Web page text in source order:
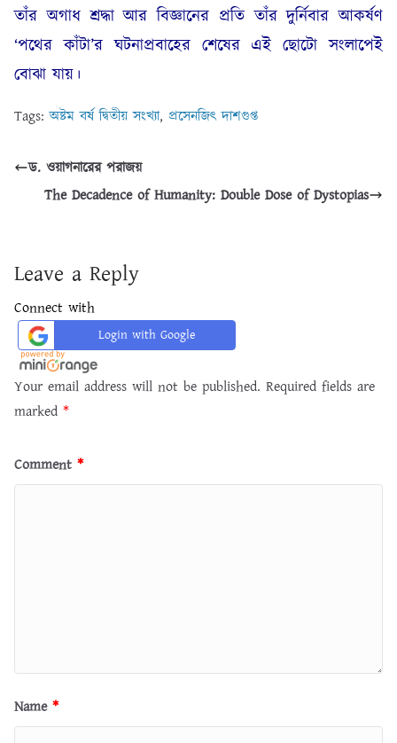
তাঁর অগাধ শ্রদ্ধা আর বিজ্ঞানের প্রতি তাঁর দুর্নিবার আকর্ষণ
‘পথের কাঁটা’র ঘটনাপ্রবাহের শেষের এই ছোটো সংলাপেই
বোঝা যায়।
Tags:অষ্টম বর্ষ দ্বিতীয় সংখ্যা, প্রসেনজিৎ দাশগুপ্ত
ড. ওয়াগনারের পরাজয়
The Decadence of Humanity: Double Dose of Dystopias
Leave a Reply
Connect with
Login with Google
Your email address will not be published. Required fields are
marked *
Comment *
Name *